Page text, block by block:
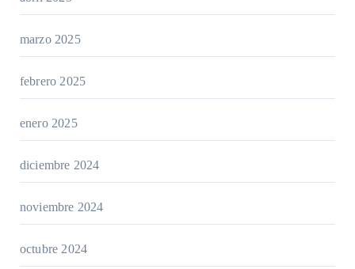
marzo 2025
febrero 2025
enero 2025
diciembre 2024
noviembre 2024
octubre 2024